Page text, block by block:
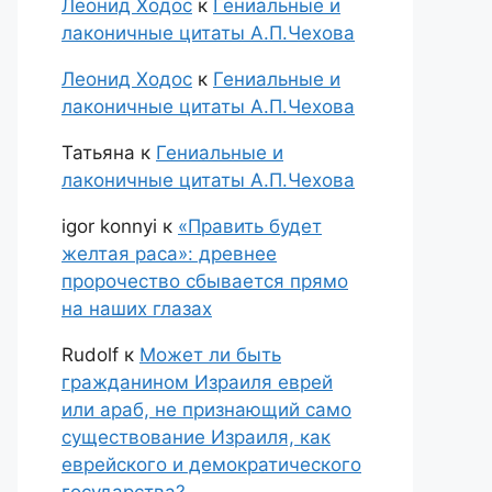
Леонид Ходос к Гениальные и
лаконичные цитаты А.П.Чехова
Леонид Ходос к Гениальные и
лаконичные цитаты А.П.Чехова
Татьяна к Гениальные и
лаконичные цитаты А.П.Чехова
igor konnyi к «Править будет
желтая раса»: древнее
пророчество сбывается прямо
на наших глазах
Rudolf к Может ли быть
гражданином Израиля еврей
или араб, не признающий само
существование Израиля, как
еврейского и демократического